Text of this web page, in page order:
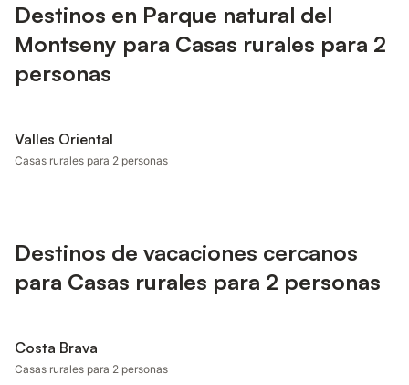
Destinos en Parque natural del
Montseny para Casas rurales para 2
personas
Valles Oriental
Casas rurales para 2 personas
Destinos de vacaciones cercanos
para Casas rurales para 2 personas
Costa Brava
Casas rurales para 2 personas